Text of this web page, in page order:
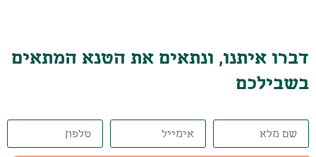
דברו איתנו, ונתאים את הטנא המתאים
בשבילכם